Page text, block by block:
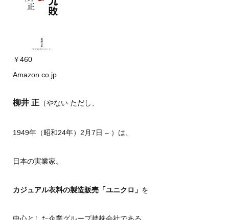
￥460
Amazon.co.jp
柳井 正 （やない ただし、
1949年（昭和24年）2月7日 – ）は、
日本の実業家。
カジュアル衣料の製造販売「ユニクロ」 を